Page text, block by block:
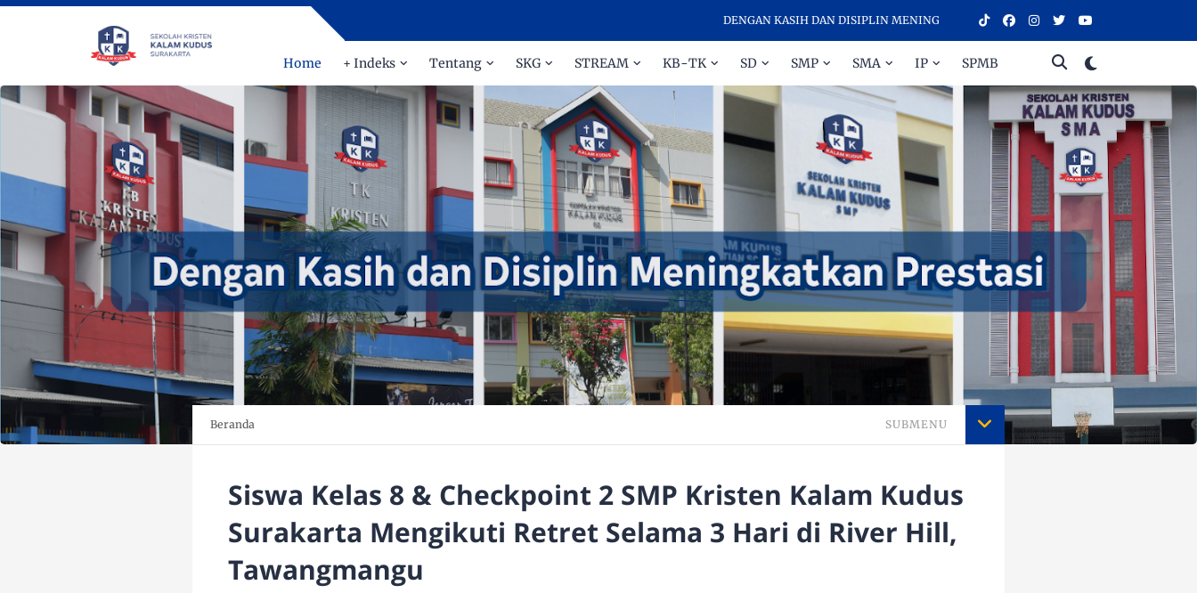
DENGAN KASIH DAN DISIPLIN MENINGKATKAN PRESTASI - SELAMAT DATANG DI SEKOLAH
Home + Indeks Tentang SKG STREAM KB-TK SD SMP SMA IP SPMB
Beranda SUBMENU
Siswa Kelas 8 & Checkpoint 2 SMP Kristen Kalam Kudus
Surakarta Mengikuti Retret Selama 3 Hari di River Hill,
Tawangmangu